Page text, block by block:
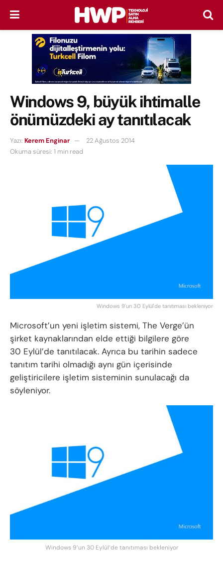
Windows 9, büyük ihtimalle
önümüzdeki ay tanıtılacak
Yazı: Kerem Enginar
22 Ağustos 2014
Okuma süresi: 1 min read
Windows 9'un 30 Eylül'de tanıtıması bekleniyor
Microsoft’un yeni işletim sistemi, The Verge’ün
şirket kaynaklarından elde ettiği bilgilere göre
30 Eylül’de tanıtılacak. Ayrıca bu tarihin sadece
tanıtım tarihi olmadığı aynı gün içerisinde
geliştiricilere işletim sisteminin sunulacağı da
söyleniyor.
Windows 9’un 30 Eylül’de tanıtıması bekleniyor